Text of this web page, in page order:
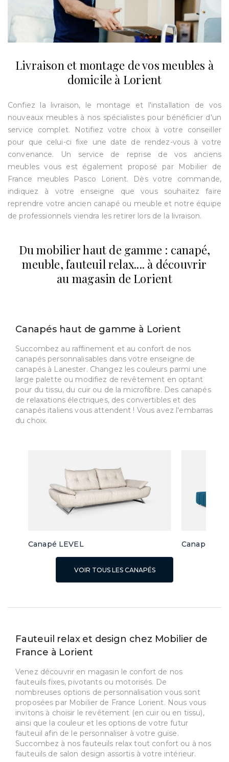
Livraison et montage de vos meubles à
domicile à Lorient
Confiez la livraison, le montage et l'installation de vos
nouveaux meubles à nos spécialistes pour bénéficier d'un
service complet. Notifiez votre choix à votre conseiller
pour que celui-ci fixe une date de rendez-vous à votre
convenance. Un service de reprise de vos anciens
meubles vous est également proposé par Mobilier de
France meubles Pasco Lorient. Dès votre commande,
indiquez à votre enseigne que vous souhaitez faire
reprendre votre ancien canapé ou meuble et notre équipe
de professionnels viendra les retirer lors de la livraison.
Du mobilier haut de gamme : canapé,
meuble, fauteuil relax.... à découvrir
au magasin de Lorient
Canapés haut de gamme à Lorient
Succombez au raffinement et au confort de nos
canapés personnalisables dans votre enseigne de
canapés à Lanester. Changez les couleurs parmi une
large palette ou modifiez de revêtement en optant
pour du tissu, du cuir ou de la microfibre. Des canapés
de relaxations électriques, des convertibles et des
canapés italiens vous attendent ! Vous avez l'embarras
du choix.
Canapé LEVEL Canapé
VOIR TOUS LES CANAPÉS
Fauteuil relax et design chez Mobilier de
France à Lorient
Venez découvrir en magasin le confort de nos
fauteuils fixes, pivotants ou motorisés. De
nombreuses options de personnalisation vous sont
proposées par Mobilier de France Lorient. Nous vous
invitons à choisir le revêtement (en cuir ou en tissu),
ainsi que la couleur et les options de votre futur
fauteuil afin de le personnaliser à votre guise.
Succombez à nos fauteuils relax tout confort ou à nos
fauteuils de salon design assortis à votre intérieur.